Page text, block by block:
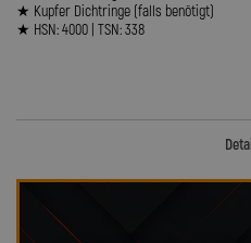
★ Kupfer Dichtringe (falls benötigt)
★ HSN: 4000 | TSN: 338